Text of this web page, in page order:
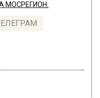
МОСРЕГИОН: